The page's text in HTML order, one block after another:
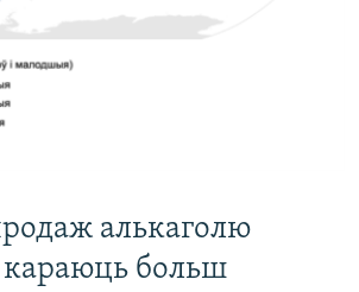
алькаголю
больш